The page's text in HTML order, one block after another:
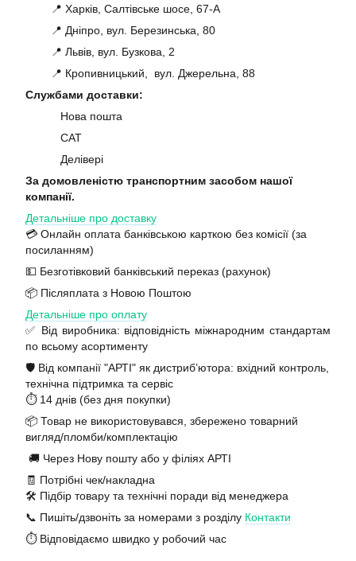
📍 Харків, Салтівське шосе, 67-А
📍 Дніпро, вул. Березинська, 80
📍 Львів, вул. Бузкова, 2
📍 Кропивницький, вул. Джерельна, 88
Службами доставки:
Нова пошта
САТ
Делівері
За домовленістю транспортним засобом нашої
компанії.
Детальніше про доставку
💳 Онлайн оплата банківською карткою без комісії (за
посиланням)
💵 Безготівковий банківський переказ (рахунок)
📦 Післяплата з Новою Поштою
Детальніше про оплату
✅ Від виробника: відповідність міжнародним стандартам
по всьому асортименту
🛡️ Від компанії "АРТІ" як дистриб’ютора: вхідний контроль,
технічна підтримка та сервіс
⏱️ 14 днів (без дня покупки)
📦 Товар не використовувався, збережено товарний
вигляд/пломби/комплектацію
🚚 Через Нову пошту або у філіях АРТІ
🧾 Потрібні чек/накладна
🛠️ Підбір товару та технічні поради від менеджера
📞 Пишіть/дзвоніть за номерами з розділу Контакти
⏱️ Відповідаємо швидко у робочий час